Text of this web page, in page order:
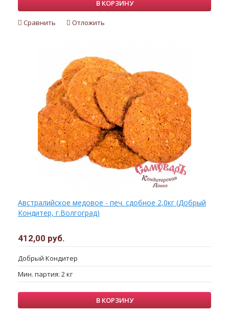
В КОРЗИНУ
Сравнить Отложить
Австралийское медовое - печ. сдобное 2,0кг (Добрый
Кондитер, г.Волгоград)
412,00 руб.
Добрый Кондитер
Мин. партия: 2 кг
В КОРЗИНУ